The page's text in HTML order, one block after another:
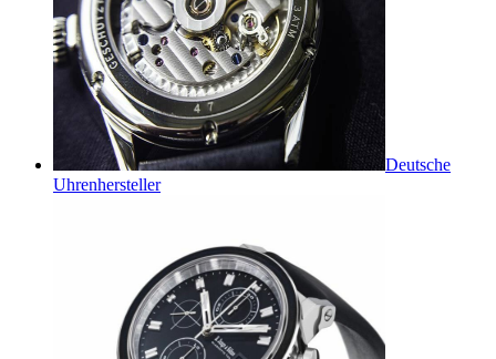
Deutsche
Uhrenhersteller